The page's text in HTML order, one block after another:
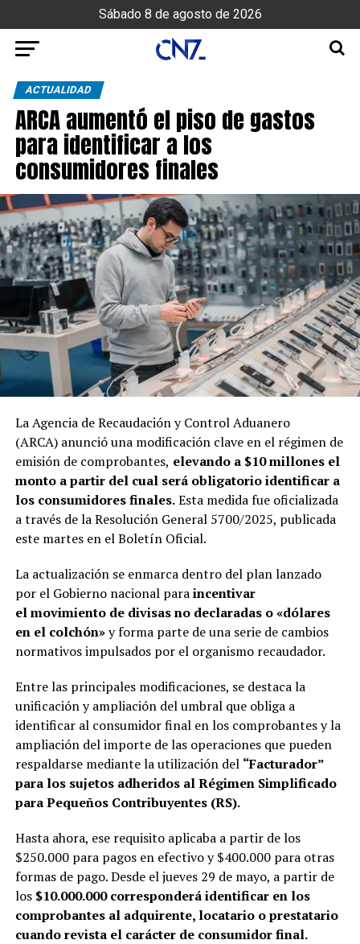
Sábado 8 de agosto de 2026
ACTUALIDAD
ARCA aumentó el piso de gastos
para identificar a los
consumidores finales
La Agencia de Recaudación y Control Aduanero
(ARCA) anunció una modificación clave en el régimen de
emisión de comprobantes, elevando a $10 millones el
monto a partir del cual será obligatorio identificar a
los consumidores finales.Esta medida fue oficializada
a través de la Resolución General 5700/2025, publicada
este martes en el Boletín Oficial.
La actualización se enmarca dentro del plan lanzado
por el Gobierno nacional paraincentivar
el movimiento de divisas no declaradas o «dólares
en el colchón»y forma parte de una serie de cambios
normativos impulsados por el organismo recaudador.
Entre las principales modificaciones, se destaca la
unificación y ampliación del umbral que obliga a
identificar al consumidor final en los comprobantes y la
ampliación del importe de las operaciones que pueden
respaldarse mediante la utilización del “Facturador”
para los sujetos adheridos al Régimen Simplificado
para Pequeños Contribuyentes (RS).
Hasta ahora, ese requisito aplicaba a partir de los
$250.000 para pagos en efectivo y $400.000 para otras
formas de pago. Desde el jueves 29 de mayo, a partir de
los $10.000.000 corresponderá identificar en los
comprobantes al adquirente, locatario o prestatario
cuando revista el carácter de consumidor final.